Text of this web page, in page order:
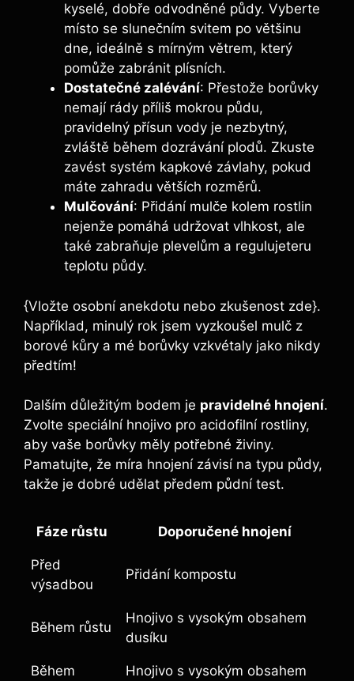
kyselé, dobře odvodněné půdy. Vyberte
místo se slunečním svitem po většinu
dne, ideálně s mírným větrem, který
pomůže zabránit plísních.
Dostatečné zalévání: Přestože borůvky
nemají rády příliš mokrou půdu,
pravidelný přísun vody je nezbytný,
zvláště během dozrávání plodů. Zkuste
zavést systém kapkové závlahy, pokud
máte zahradu větších rozměrů.
Mulčování: Přidání mulče kolem rostlin
nejenže pomáhá udržovat vlhkost, ale
také zabraňuje plevelům a regulujeteru
teplotu půdy.
{Vložte osobní anekdotu nebo zkušenost zde}.
Například, minulý rok jsem vyzkoušel mulč z
borové kůry a mé borůvky vzkvétaly jako nikdy
předtím!
Dalším důležitým bodem je pravidelné hnojení.
Zvolte speciální hnojivo pro acidofilní rostliny,
aby vaše borůvky měly potřebné živiny.
Pamatujte, že míra hnojení závisí na typu půdy,
takže je dobré udělat předem půdní test.
Fáze růstu Doporučené hnojení
Před
výsadbou
Přidání kompostu
Během růstu
Hnojivo s vysokým obsahem
dusíku
Během
Hnojivo s vysokým obsahem